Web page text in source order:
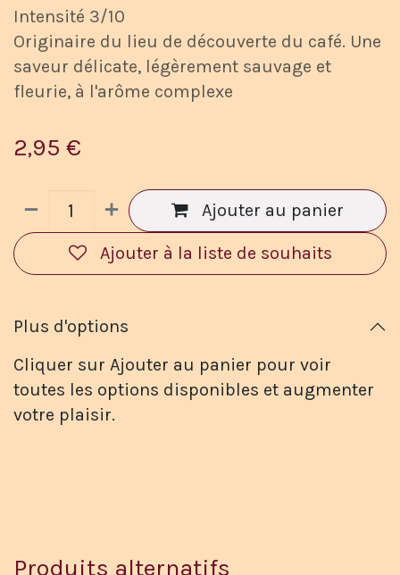
Intensité 3/10
Originaire du lieu de découverte du café. Une
saveur délicate, légèrement sauvage et
fleurie, à l'arôme complexe
2,95 €
Ajouter au panier
Ajouter à la liste de souhaits
Plus d'options
Cliquer sur Ajouter au panier pour voir
toutes les options disponibles et augmenter
votre plaisir.
Produits alternatifs